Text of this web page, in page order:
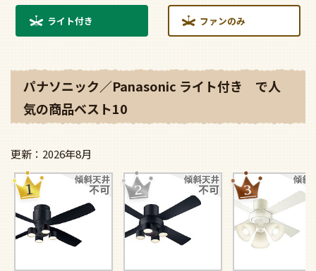
ライト付き ファンのみ
パナソニック／Panasonic ライト付き で人
気の商品ベスト10
2026年8月